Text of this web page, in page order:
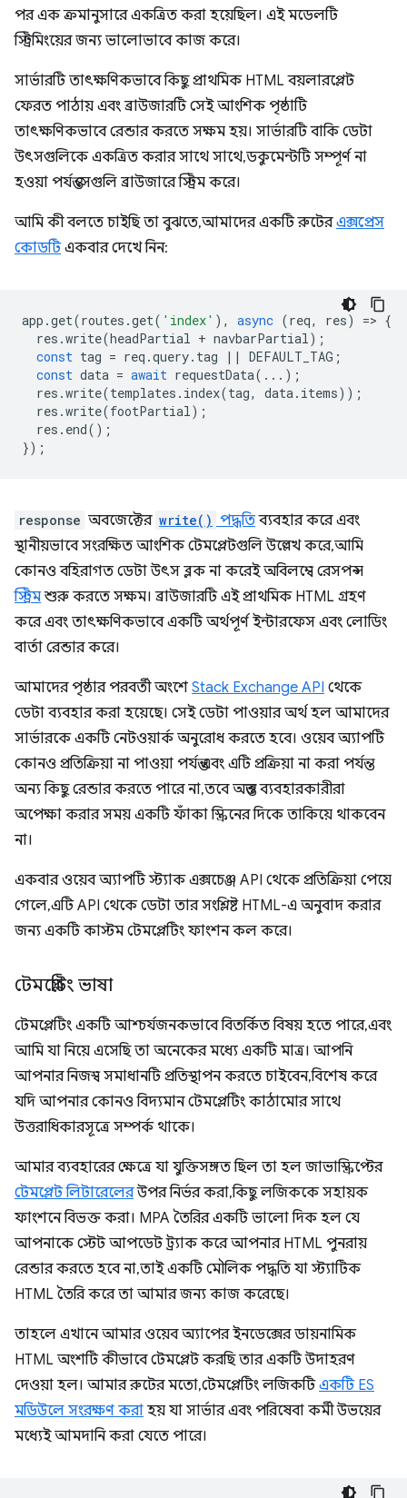
পর এক ক্রমানুসারে একত্রিত করা হয়েছিল। এই মডেলটি
স্ট্রিমিংয়ের জন্য ভালোভাবে কাজ করে।
সার্ভারটি তাৎক্ষণিকভাবে কিছু প্রাথমিক HTML বয়লারপ্লেট
ফেরত পাঠায় এবং ব্রাউজারটি সেই আংশিক পৃষ্ঠাটি
তাৎক্ষণিকভাবে রেন্ডার করতে সক্ষম হয়। সার্ভারটি বাকি ডেটা
উৎসগুলিকে একত্রিত করার সাথে সাথে, ডকুমেন্টটি সম্পূর্ণ না
হওয়া পর্যন্ত সেগুলি ব্রাউজারে স্ট্রিম করে।
আমি কী বলতে চাইছি তা বুঝতে, আমাদের একটি রুটেরএক্সপ্রেস
কোডটিএকবার দেখে নিন:
app .get(routes .get( 'index' ), async (req, res) => {
res .write(headPartial + navbarPartial);
const tag = req .query. tag || DEFAULT_TAG ;
const data = await requestData(...);
res .write(templates . index(tag, data. items));
res .write(footPartial);
res . end();
});
response অবজেক্টের write() পদ্ধতিব্যবহার করে এবং
স্থানীয়ভাবে সংরক্ষিত আংশিক টেমপ্লেটগুলি উল্লেখ করে, আমি
কোনও বহিরাগত ডেটা উৎস ব্লক না করেই অবিলম্বে রেসপন্স
স্ট্রিম শুরু করতে সক্ষম। ব্রাউজারটি এই প্রাথমিক HTML গ্রহণ
করে এবং তাৎক্ষণিকভাবে একটি অর্থপূর্ণ ইন্টারফেস এবং লোডিং
বার্তা রেন্ডার করে।
আমাদের পৃষ্ঠার পরবর্তী অংশে Stack Exchange API থেকে
ডেটা ব্যবহার করা হয়েছে। সেই ডেটা পাওয়ার অর্থ হল আমাদের
সার্ভারকে একটি নেটওয়ার্ক অনুরোধ করতে হবে। ওয়েব অ্যাপটি
কোনও প্রতিক্রিয়া না পাওয়া পর্যন্ত এবং এটি প্রক্রিয়া না করা পর্যন্ত
অন্য কিছু রেন্ডার করতে পারে না, তবে অন্তত ব্যবহারকারীরা
অপেক্ষা করার সময় একটি ফাঁকা স্ক্রিনের দিকে তাকিয়ে থাকবেন
না।
একবার ওয়েব অ্যাপটি স্ট্যাক এক্সচেঞ্জ API থেকে প্রতিক্রিয়া পেয়ে
গেলে, এটি API থেকে ডেটা তার সংশ্লিষ্ট HTML-এ অনুবাদ করার
জন্য একটি কাস্টম টেমপ্লেটিং ফাংশন কল করে।
টেমপ্লেটিং ভাষা
টেমপ্লেটিং একটি আশ্চর্যজনকভাবে বিতর্কিত বিষয় হতে পারে, এবং
আমি যা নিয়ে এসেছি তা অনেকের মধ্যে একটি মাত্র। আপনি
আপনার নিজস্ব সমাধানটি প্রতিস্থাপন করতে চাইবেন, বিশেষ করে
যদি আপনার কোনও বিদ্যমান টেমপ্লেটিং কাঠামোর সাথে
উত্তরাধিকারসূত্রে সম্পর্ক থাকে।
আমার ব্যবহারের ক্ষেত্রে যা যুক্তিসঙ্গত ছিল তা হল জাভাস্ক্রিপ্টের
টেমপ্লেট লিটারেলেরউপর নির্ভর করা, কিছু লজিককে সহায়ক
ফাংশনে বিভক্ত করা। MPA তৈরির একটি ভালো দিক হল যে
আপনাকে স্টেট আপডেট ট্র্যাক করে আপনার HTML পুনরায়
রেন্ডার করতে হবে না, তাই একটি মৌলিক পদ্ধতি যা স্ট্যাটিক
HTML তৈরি করে তা আমার জন্য কাজ করেছে।
তাহলে এখানে আমার ওয়েব অ্যাপের ইনডেক্সের ডায়নামিক
HTML অংশটি কীভাবে টেমপ্লেট করছি তার একটি উদাহরণ
দেওয়া হল। আমার রুটের মতো, টেমপ্লেটিং লজিকটিএকটি ES
মডিউলে সংরক্ষণ করা হয় যা সার্ভার এবং পরিষেবা কর্মী উভয়ের
মধ্যেই আমদানি করা যেতে পারে।